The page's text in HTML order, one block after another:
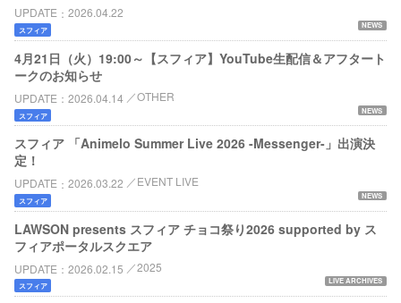
UPDATE 2026.04.22
NEWS
スフィア
4月21日（火）19:00～【スフィア】YouTube生配信＆アフタート
ークのお知らせ
UPDATE 2026.04.14 OTHER
NEWS
スフィア
スフィア 「Animelo Summer Live 2026 -Messenger-」出演決
定！
UPDATE 2026.03.22 EVENT LIVE
NEWS
スフィア
LAWSON presents スフィア チョコ祭り2026 supported by ス
フィアポータルスクエア
UPDATE 2026.02.15 2025
LIVE ARCHIVES
スフィア